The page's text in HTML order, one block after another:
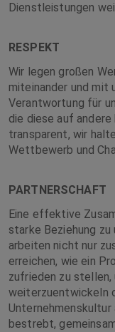
Dienstleistungen
RESPEKT
Wir legen großen
miteinander und mit
Verantwortung für
die diese auf andere
transparent, wir
Wettbewerb und
PARTNERSCHAFT
Eine effektive
starke Beziehung zu
arbeiten nicht nur
erreichen, wie ein
zufrieden zu stellen,
weiterzuentwickeln
bestrebt,